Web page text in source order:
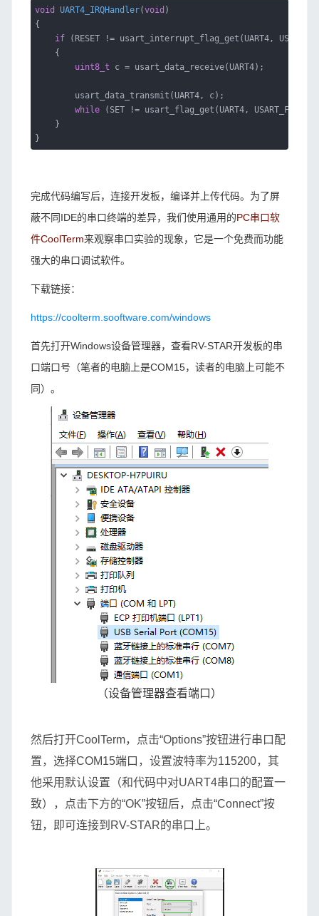
void UART4_IRQHandler(void )
{
if(RESET != usart_interrupt_flag_get(UART4,
{
uint8_t c = usart_data_receive(UART4);
usart_data_transmit(UART4, c);
while(SET != usart_flag_get(UART4,
}
}
完成代码编写后，连接开发板，编译并上传代码。为了屏
蔽不同IDE的串口终端的差异，我们使用通用的PC串口软
件CoolTerm来观察串口实验的现象，它是一个免费而功能
强大的串口调试软件。
下载链接：
https://coolterm.sooftware.com/windows
首先打开Windows设备管理器，查看RV-STAR开发板的串
口端口号（笔者的电脑上是COM15，读者的电脑上可能不
同）。
（设备管理器查看端口）
然后打开CoolTerm，点击“Options”按钮进行串口配
置，选择COM15端口，设置波特率为115200，其
他采用默认设置（和代码中对UART4串口的配置一
致），点击下方的“OK”按钮后，点击“Connect”按
钮，即可连接到RV-STAR的串口上。